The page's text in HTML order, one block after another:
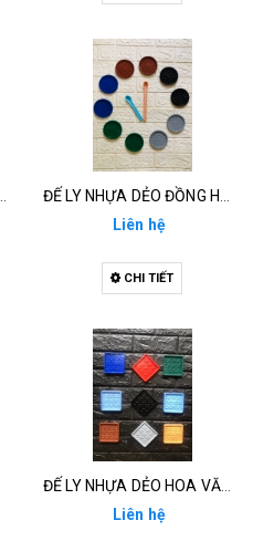
Liên hệ
CHI TIẾT
ĐẾ LY NHỰA DẺO HOA VĂN - D121
Liên hệ